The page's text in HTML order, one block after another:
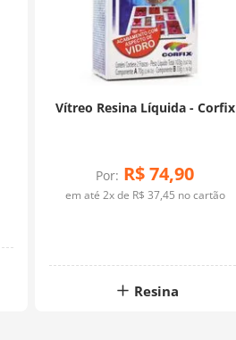
Vítreo Resina Líquida - Corfix
Por: R$74,90
em até 2x de R$ 37,45 no cartão
Resina